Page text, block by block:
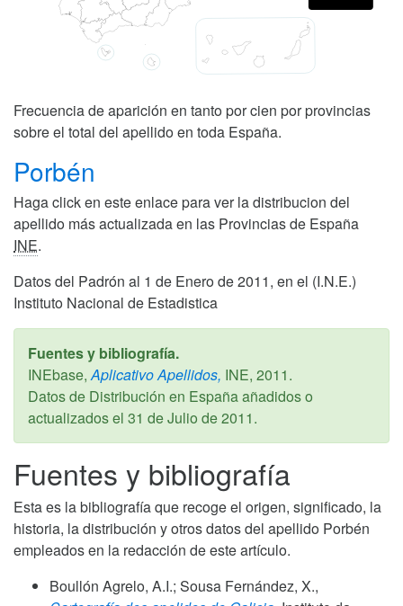
Frecuencia de aparición en tanto por cien por provincias
sobre el total del apellido en toda España.
Porbén
Haga click en este enlace para ver la distribucion del
apellido más actualizada en las Provincias de España
INE.
Datos del Padrón al 1 de Enero de 2011, en el (I.N.E.)
Instituto Nacional de Estadistica
Fuentes y bibliografía.
INEbase, Aplicativo Apellidos, INE, 2011.
Datos de Distribución en España añadidos o
actualizados el 31 de Julio de 2011.
Fuentes y bibliografía
Esta es la bibliografía que recoge el origen, significado, la
historia, la distribución y otros datos del apellido Porbén
empleados en la redacción de este artículo.
Boullón Agrelo, A.I.; Sousa Fernández, X.,